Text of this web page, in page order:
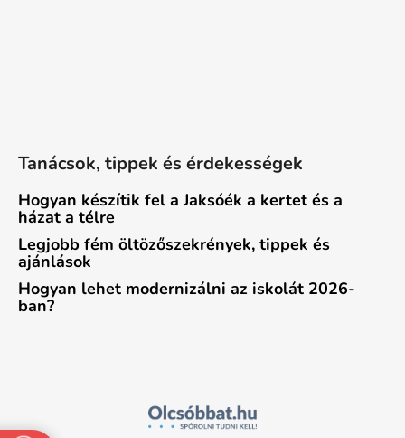
Tanácsok, tippek és érdekességek
Hogyan készítik fel a Jaksóék a kertet és a
házat a télre
Legjobb fém öltözőszekrények, tippek és
ajánlások
Hogyan lehet modernizálni az iskolát 2026-
ban?